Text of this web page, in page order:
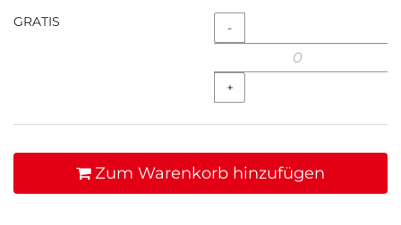
GRATIS Menge
-
+
Zum Warenkorb hinzufügen